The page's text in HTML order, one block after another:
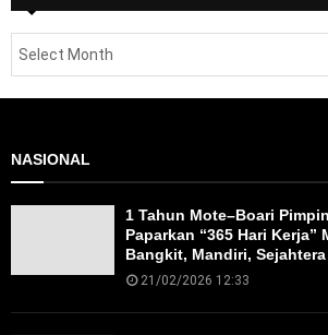
NASIONAL
1 Tahun Mote–Boari
Paparkan “365 Hari Kerja”
Bangkit, Mandiri,
21/02/2026 12:33